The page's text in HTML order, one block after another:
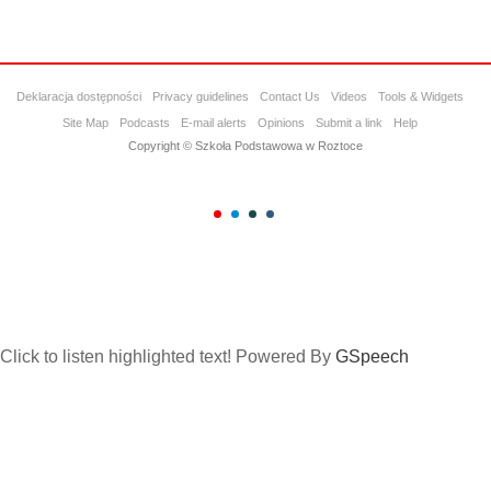
Deklaracja dostępności Privacy guidelines Contact Us Videos
Tools & Widgets
Site Map
Podcasts E-mail alerts Opinions Submit a link
Help
Copyright © Szkoła Podstawowa w Roztoce
Click to listen highlighted text! Powered By GSpeech